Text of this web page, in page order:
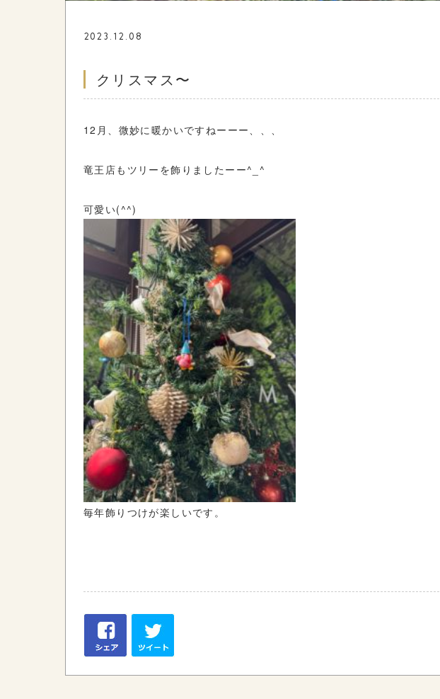
2023.12.08
クリスマス〜
12月、微妙に暖かいですねーーー、、、
竜王店もツリーを飾りましたーー^_^
可愛い(^^)
毎年飾りつけが楽しいです。